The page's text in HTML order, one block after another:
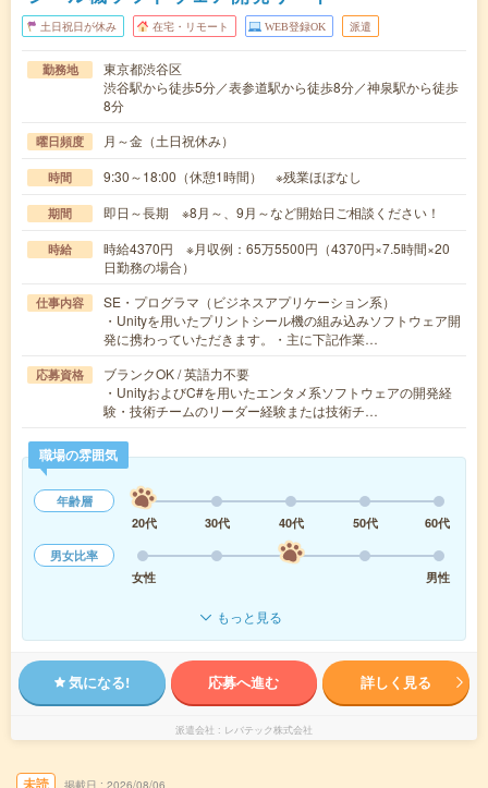
土日祝日が休み 在宅・リモート WEB登録OK 派遣
勤務地
東京都渋谷区
渋谷駅から徒歩5分／表参道駅から徒歩8分／神泉駅から徒歩
8分
曜日頻度 月～金（土日祝休み）
時間 9:30～18:00（休憩1時間） ※残業ほぼなし
期間 即日～長期 ※8月～、9月～など開始日ご相談ください！
時給
時給4370円 ※月収例：65万5500円（4370円×7.5時間×20
日勤務の場合）
仕事内容
SE・プログラマ（ビジネスアプリケーション系）
・Unityを用いたプリントシール機の組み込みソフトウェア開
発に携わっていただきます。・主に下記作業…
応募資格
ブランクOK / 英語力不要
・UnityおよびC#を用いたエンタメ系ソフトウェアの開発経
験・技術チームのリーダー経験または技術チ…
職場の雰囲気
年齢層
20代
30代 40代 50代
60代
男女比率
女性
男性
もっと見る
気になる! 応募へ進む 詳しく見る
派遣会社 レバテック株式会社
未読 掲載日 2026/08/06